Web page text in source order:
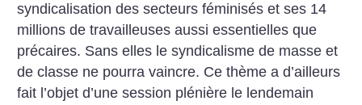
syndicalisation des secteurs féminisés et ses 14
millions de travailleuses aussi essentielles que
précaires. Sans elles le syndicalisme de masse et
de classe ne pourra vaincre. Ce thème a d’ailleurs
fait l’objet d’une session plénière le lendemain